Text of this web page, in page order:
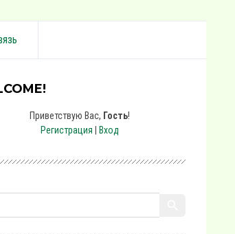
Приветствую Вас, Гость!
Регистрация
Вход